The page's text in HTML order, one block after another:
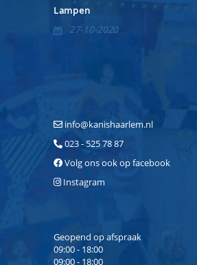
Lampen
27-10-2020
info@kanishaarlem.nl
023 - 525 78 87
Volg ons ook op facebook
Instagram
Geopend op afspraak
09:00 - 18:00
09:00 - 18:00